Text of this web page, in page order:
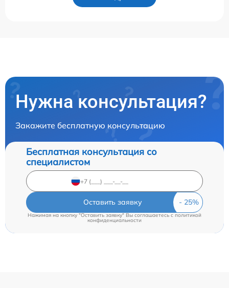
Нужна консультация?
Закажите бесплатную консультацию
Бесплатная консультация со
специалистом
Оставить заявку
Нажимая на кнопку "Оставить заявку" Вы соглашаетесь c политикой
конфиденциальности